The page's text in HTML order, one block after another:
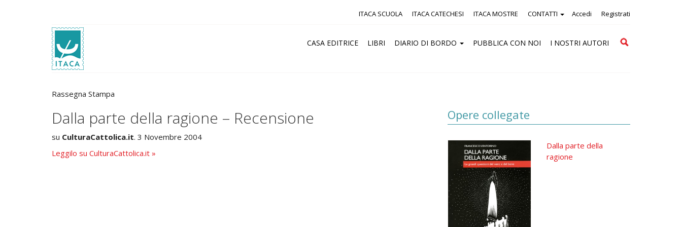
Accedi Registrati
ITACA SCUOLA ITACA CATECHESI ITACA MOSTRE CONTATTI
CASA EDITRICE LIBRI DIARIO DI BORDO PUBBLICA CON NOI I NOSTRI AUTORI
Cerca
Rassegna Stampa
Dalla parte della ragione – Recensione
su CulturaCattolica.it. 3 Novembre 2004
Leggilo su CulturaCattolica.it »
Opere collegate
Dalla parte della
ragione